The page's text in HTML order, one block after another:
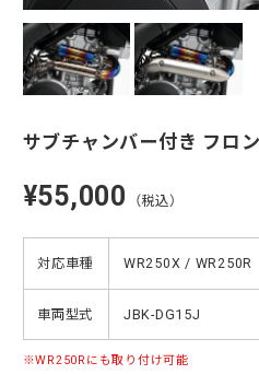
サブチャンバー付き フロ
¥55,000 （税込）
対応車種 WR250X / WR250R
車両型式 JBK-DG15J
WR250Rにも取り付け可能